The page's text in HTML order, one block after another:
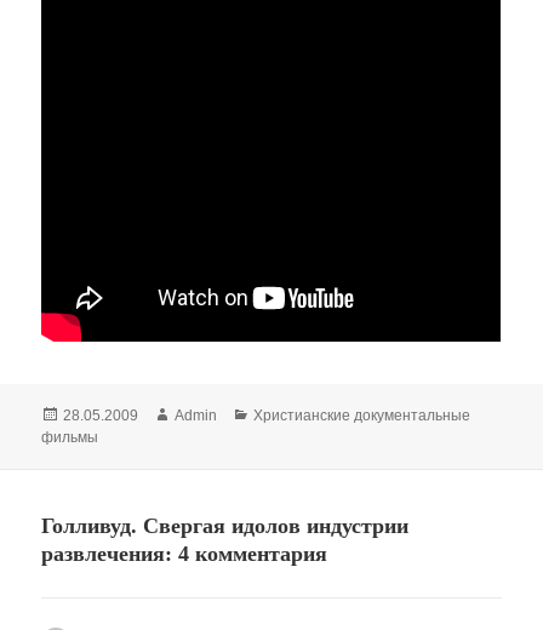
Опубликовано
28.05.2009 Автор
Admin Рубрики
Христианские документальные
фильмы
Голливуд. Свергая идолов индустрии
развлечения: 4 комментария